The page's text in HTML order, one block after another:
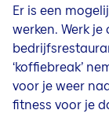
Er is een
werken. Werk
‘koffiebreak’
voor je weer
fitness voor je